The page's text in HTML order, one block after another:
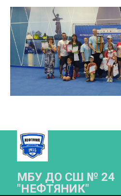
МБУ ДО СШ № 24
"НЕФТЯНИК"­­